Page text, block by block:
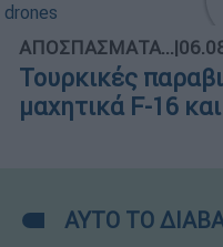
ΑΠΟΣΠΑΣΜΑΤΑ...|
Τουρκικές
μαχητικά F-16
ΑΥΤΟ ΤΟ